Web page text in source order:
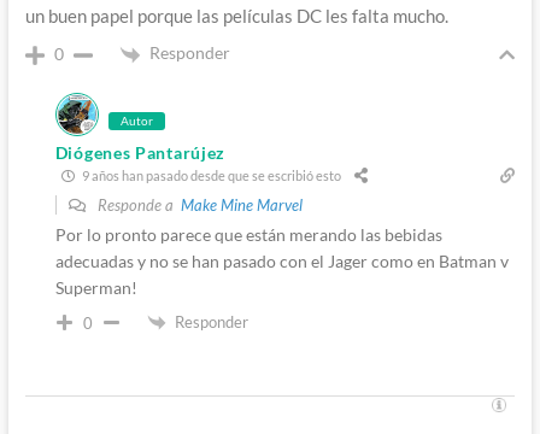
un buen papel porque las películas DC les falta mucho.
0 Responder
Autor
Diógenes Pantarújez
9 años han pasado desde que se escribió esto
Responde a Make Mine Marvel
Por lo pronto parece que están merando las bebidas
adecuadas y no se han pasado con el Jager como en Batman v
Superman!
0 Responder